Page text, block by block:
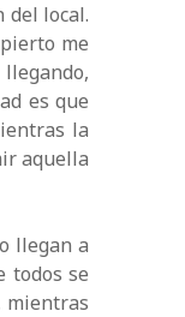
del local.
me
es que
la
aquella
llegan a
todos se
mientras